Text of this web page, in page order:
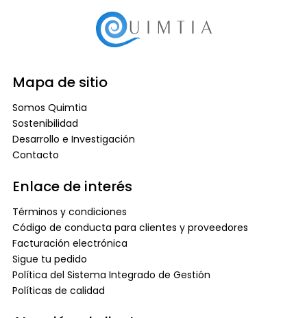
Mapa de sitio
Somos Quimtia
Sostenibilidad
Desarrollo e Investigación
Contacto
Enlace de interés
Términos y condiciones
Código de conducta para clientes y proveedores
Facturación electrónica
Sigue tu pedido
Política del Sistema Integrado de Gestión
Políticas de calidad